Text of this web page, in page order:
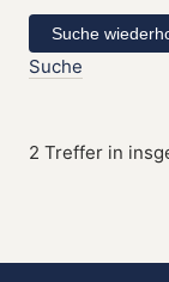
Suche
2 Treffer in